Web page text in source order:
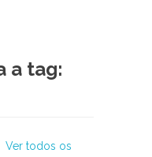
a tag:
Ver todos os